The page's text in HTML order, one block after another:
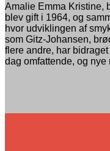
Amalie Emma Kristine,
blev gift i 1964, og
hvor udviklingen af
som Gitz-Johansen,
flere andre, har
dag omfattende, og